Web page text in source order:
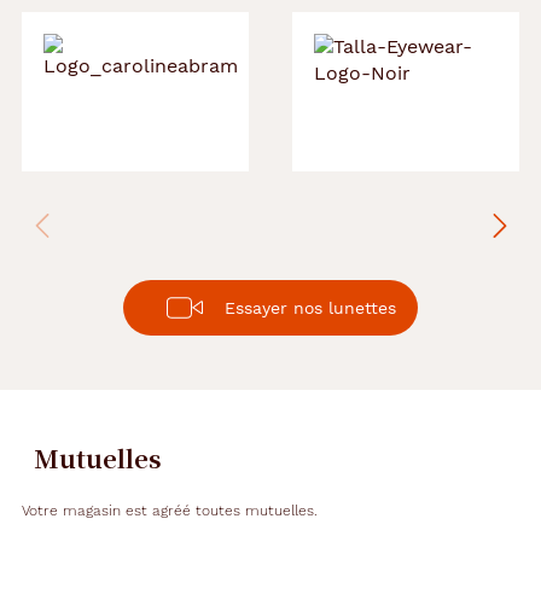
Essayer nos lunettes
Mutuelles
Votre magasin est agréé toutes mutuelles.